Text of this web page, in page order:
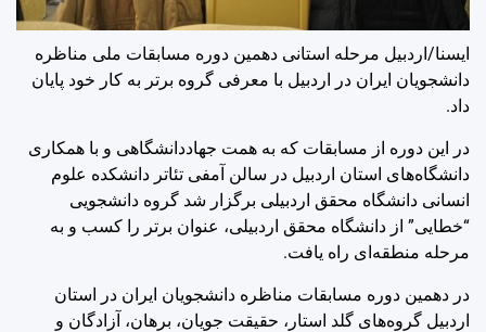
ایسنا/اردبیل مرحله استانی دهمین دوره مسابقات ملی مناظره
دانشجویان ایران در اردبیل با معرفی گروه برتر به کار خود پایان
داد.
در این دوره از مسابقات که به همت جهاددانشگاهی و با همکاری
دانشگاه‌های استان اردبیل در سالن آمفی تئاتر دانشکده علوم
انسانی دانشگاه محقق اردبیلی برگزار شد گروه دانشجویی
“خطایی” از دانشگاه محقق اردبیلی، عنوان برتر را کسب و به
مرحله منطقه‌ای راه یافت.
در دهمین دوره مسابقات مناظره دانشجویان ایران در استان
اردبیل گروه‌های گلد استار، حقیقت جویان، برهان، آزادگان و